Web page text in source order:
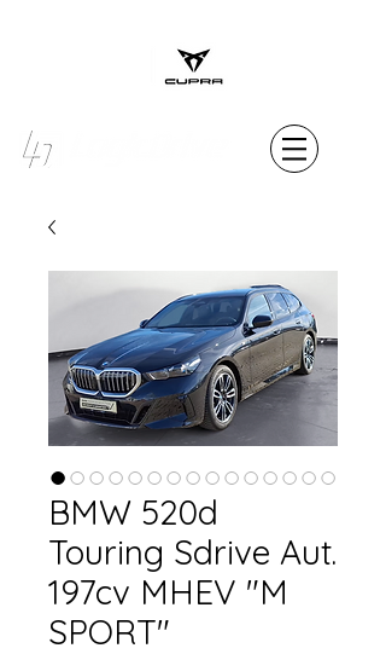
BMW 520d
Touring Sdrive Aut.
197cv MHEV "M
SPORT"